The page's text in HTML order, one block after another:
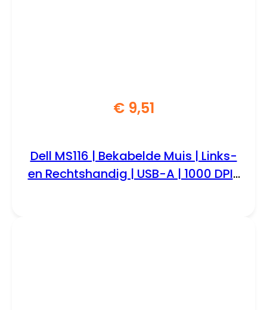
€9,51
Dell MS116 | Bekabelde Muis | Links-
en Rechtshandig | USB-A | 1000 DPI |